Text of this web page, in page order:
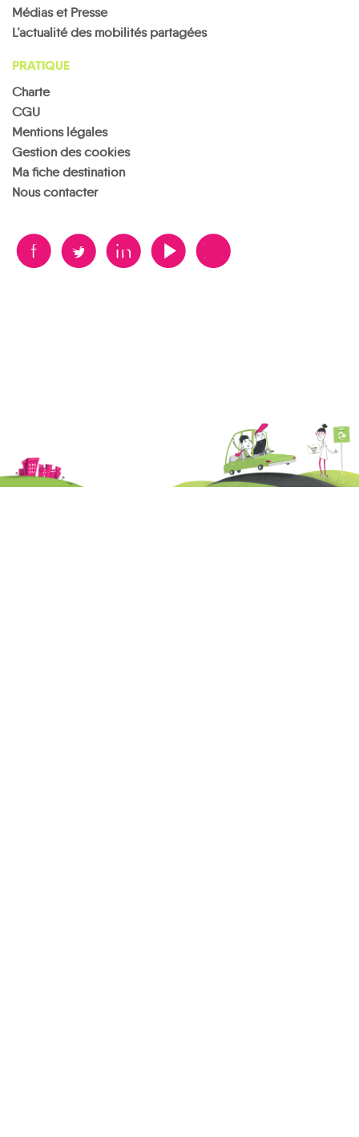
Médias et Presse
L’actualité des mobilités partagées
PRATIQUE
Charte
CGU
Mentions légales
Gestion des cookies
Ma fiche destination
Nous contacter
B A D F V